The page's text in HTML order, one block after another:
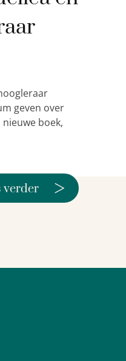
geven over
boek,
verder >